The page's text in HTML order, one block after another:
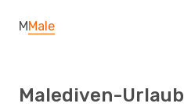
MMale
Malediven-Urlaub